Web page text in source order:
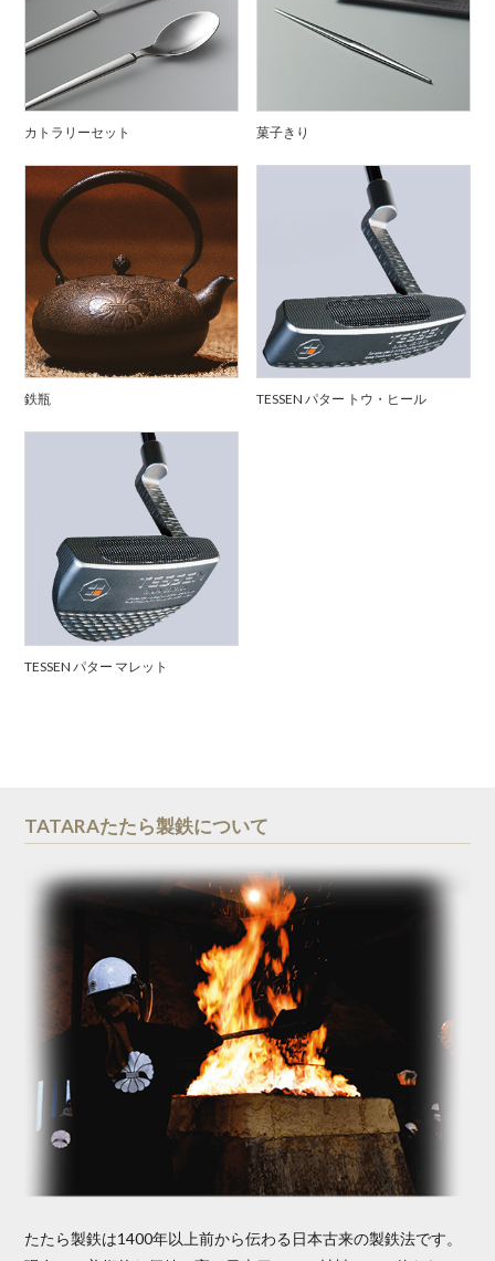
カトラリーセット 菓子きり
鉄瓶 TESSEN パター トウ・ヒール
TESSEN パター マレット
TATARAたたら製鉄について
たたら製鉄は1400年以上前から伝わる日本古来の製鉄法です。